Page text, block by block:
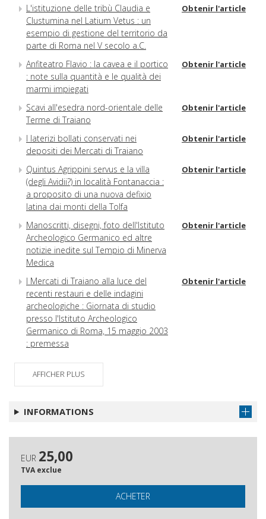
L'istituzione delle tribù Claudia e
Clustumina nel Latium Vetus : un
esempio di gestione del territorio da
parte di Roma nel V secolo a.C.
Obtenir l'article
Anfiteatro Flavio : la cavea e il portico
: note sulla quantità e le qualità dei
marmi impiegati
Obtenir l'article
Scavi all'esedra nord-orientale delle
Terme di Traiano
Obtenir l'article
I laterizi bollati conservati nei
depositi dei Mercati di Traiano
Obtenir l'article
Quintus Agrippini servus e la villa
(degli Avidii?) in località Fontanaccia :
a proposito di una nuova defixio
latina dai monti della Tolfa
Obtenir l'article
Manoscritti, disegni, foto dell'Istituto
Archeologico Germanico ed altre
notizie inedite sul Tempio di Minerva
Medica
Obtenir l'article
I Mercati di Traiano alla luce del
recenti restauri e delle indagini
archeologiche : Giornata di studio
presso l'Istituto Archeologico
Germanico di Roma, 15 maggio 2003
: premessa
Obtenir l'article
La nascita del Mercato di Traiano attraverso le
immagini del Governatorato : la riscoperta e
l'isolamento del monumento tra archeologia e
I Mercati di Traiano : aspetti
Obtenir l'article
Indagini archeologiche lungo l'area
perimetrale dei Mercati di Traiano :
settori settentrionale e orientale
(scavi 1989-1997)
AFFICHER PLUS
INFORMATIONS
EUR 25,00
TVA exclue
ACHETER